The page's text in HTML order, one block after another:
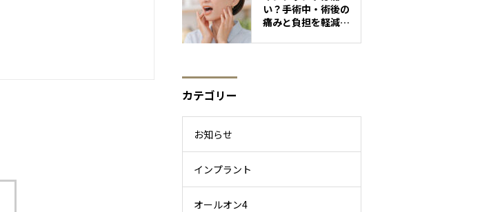
い？手術中・術後の
痛みと負担を軽減す
カテゴリー
お知らせ
インプラント
オールオン4